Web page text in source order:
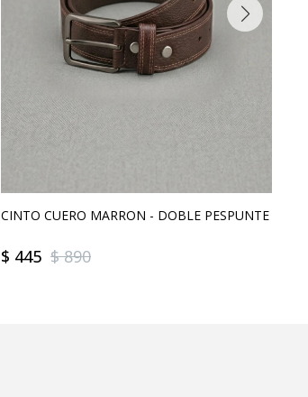
CINTO CUERO MARRON - DOBLE PESPUNTE
$ 445 $ 890